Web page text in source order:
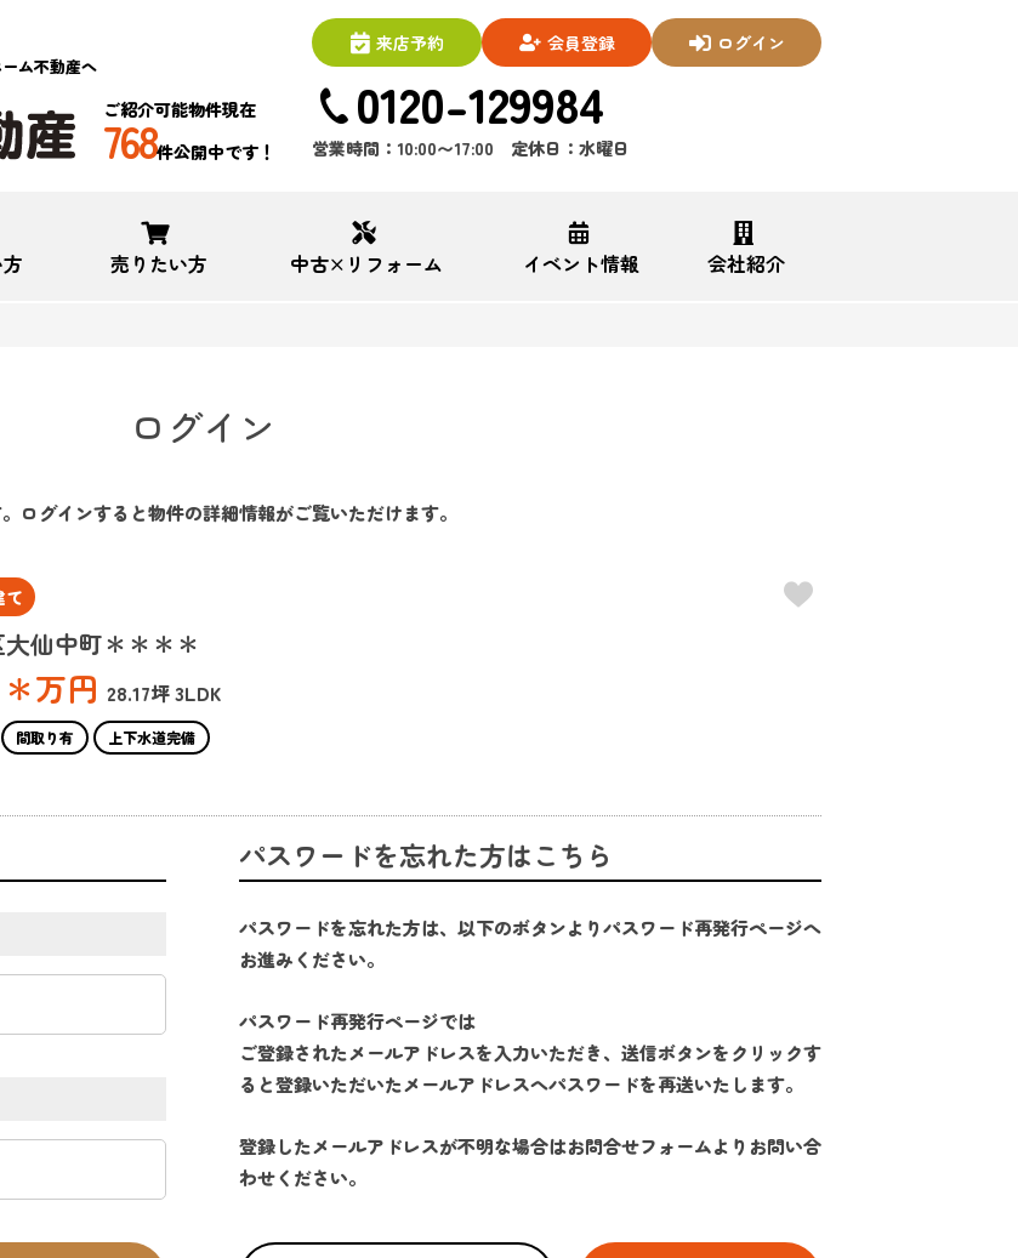
ム不動産へ
ご紹介可能物件現在
768件公開中です！
来店予約 会員登録 ログイン
0120-129984
営業時間：10:00〜17:00 定休日：水曜日
売りたい方 中古×リフォーム イベント情報 会社紹介
ログイン
ログインすると物件の詳細情報がご覧いただけます。
て
仙中町＊＊＊＊
万円 28.17坪3LDK
間取り有 上下水道完備
パスワードを忘れた方はこちら
パスワードを忘れた方は、以下のボタンよりパスワード再発行ページへ
お進みください。
パスワード再発行ページでは
ご登録されたメールアドレスを入力いただき、送信ボタンをクリックす
ると登録いただいたメールアドレスへパスワードを再送いたします。
登録したメールアドレスが不明な場合はお問合せフォームよりお問い合
わせください。